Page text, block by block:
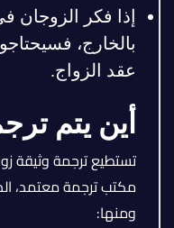
إذا فكر الزوجان
بالخارج،
عقد الزواج.
أين يتم
تستطيع ترجمة وثيقة
مكتب ترجمة معتمد،
ومنها: